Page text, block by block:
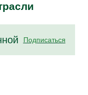
Подписаться